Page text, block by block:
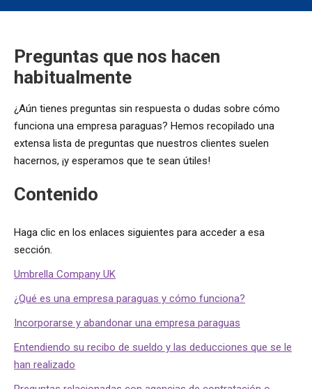
Preguntas que nos hacen
habitualmente
¿Aún tienes preguntas sin respuesta o dudas sobre cómo
funciona una empresa paraguas? Hemos recopilado una
extensa lista de preguntas que nuestros clientes suelen
hacernos, ¡y esperamos que te sean útiles!
Contenido
Haga clic en los enlaces siguientes para acceder a esa
sección.
Umbrella Company UK
¿Qué es una empresa paraguas y cómo funciona?
Incorporarse y abandonar una empresa paraguas
Entendiendo su recibo de sueldo y las deducciones que se le
han realizado